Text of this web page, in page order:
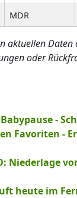
MDR
aktuellen
oder
Babypause -
Favoriten -
Niederlage
heute im